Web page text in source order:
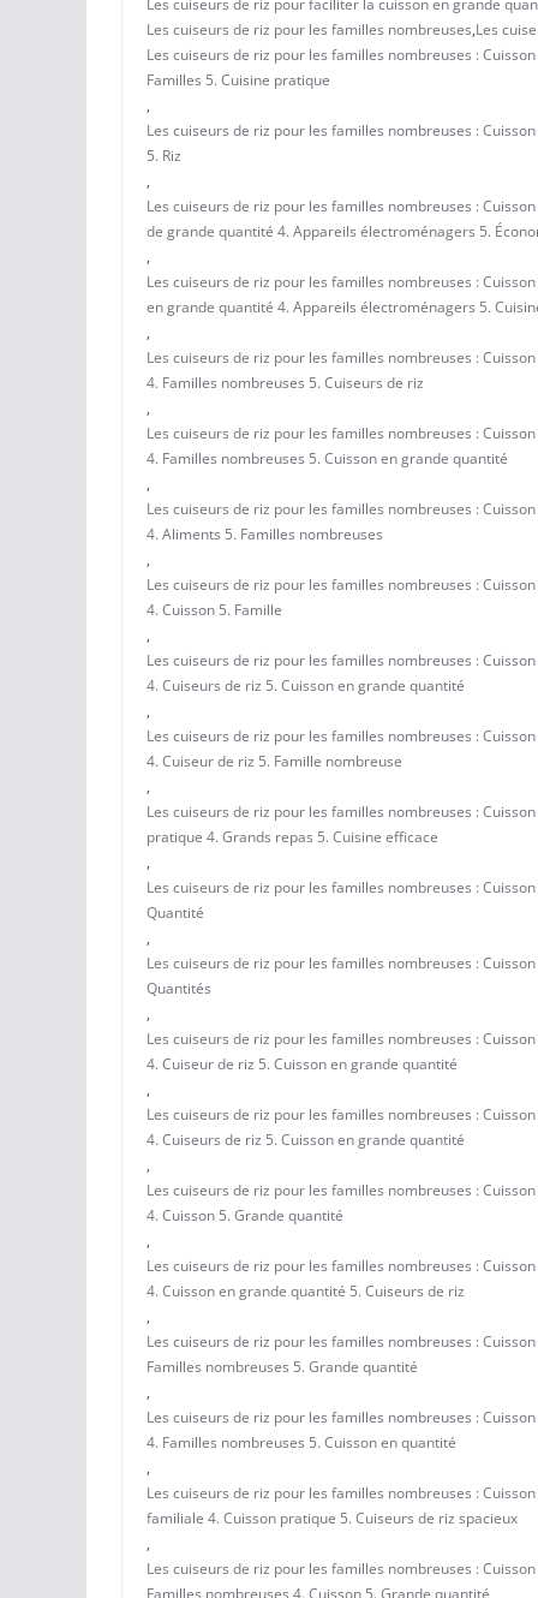
Les cuiseurs de riz pour faciliter la cuisson en grande
Les cuiseurs de riz pour les familles nombreuses,Les
Les cuiseurs de riz pour les familles nombreuses :
Familles 5. Cuisine pratique
,
Les cuiseurs de riz pour les familles nombreuses :
5. Riz
,
Les cuiseurs de riz pour les familles nombreuses :
de grande quantité 4. Appareils électroménagers 5.
,
Les cuiseurs de riz pour les familles nombreuses :
en grande quantité 4. Appareils électroménagers 5.
,
Les cuiseurs de riz pour les familles nombreuses :
4. Familles nombreuses 5. Cuiseurs de riz
,
Les cuiseurs de riz pour les familles nombreuses :
4. Familles nombreuses 5. Cuisson en grande quantité
,
Les cuiseurs de riz pour les familles nombreuses :
4. Aliments 5. Familles nombreuses
,
Les cuiseurs de riz pour les familles nombreuses :
4. Cuisson 5. Famille
,
Les cuiseurs de riz pour les familles nombreuses :
4. Cuiseurs de riz 5. Cuisson en grande quantité
,
Les cuiseurs de riz pour les familles nombreuses :
4. Cuiseur de riz 5. Famille nombreuse
,
Les cuiseurs de riz pour les familles nombreuses :
pratique 4. Grands repas 5. Cuisine efficace
,
Les cuiseurs de riz pour les familles nombreuses :
Quantité
,
Les cuiseurs de riz pour les familles nombreuses :
Quantités
,
Les cuiseurs de riz pour les familles nombreuses :
4. Cuiseur de riz 5. Cuisson en grande quantité
,
Les cuiseurs de riz pour les familles nombreuses :
4. Cuiseurs de riz 5. Cuisson en grande quantité
,
Les cuiseurs de riz pour les familles nombreuses :
4. Cuisson 5. Grande quantité
,
Les cuiseurs de riz pour les familles nombreuses :
4. Cuisson en grande quantité 5. Cuiseurs de riz
,
Les cuiseurs de riz pour les familles nombreuses :
Familles nombreuses 5. Grande quantité
,
Les cuiseurs de riz pour les familles nombreuses :
4. Familles nombreuses 5. Cuisson en quantité
,
Les cuiseurs de riz pour les familles nombreuses :
familiale 4. Cuisson pratique 5. Cuiseurs de riz spacieux
,
Les cuiseurs de riz pour les familles nombreuses :
Familles nombreuses 4. Cuisson 5. Grande quantité